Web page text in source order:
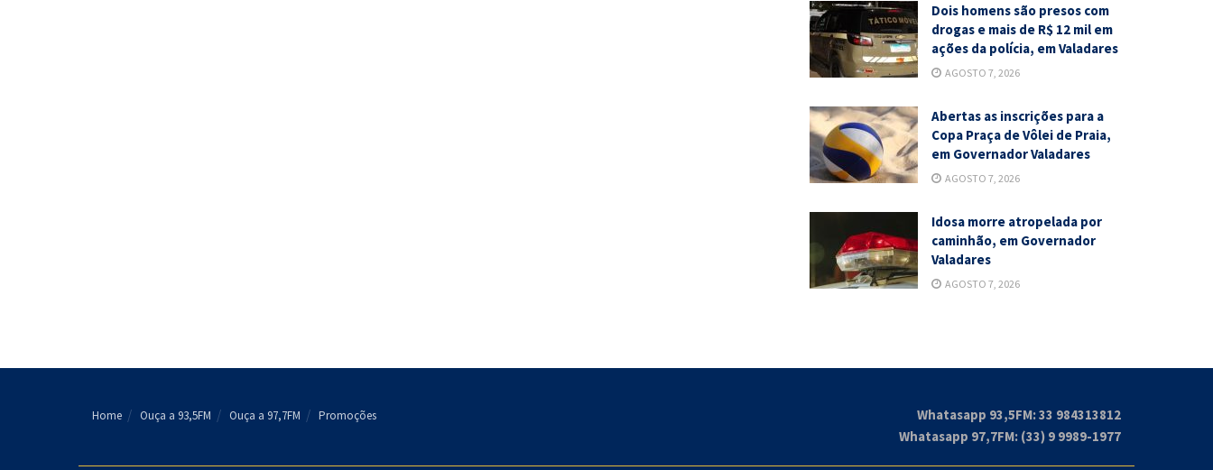
Dois homens são presos com
drogas e mais de R$ 12 mil em
ações da polícia, em Valadares
AGOSTO 7, 2026
Abertas as inscrições para a
Copa Praça de Vôlei de Praia,
em Governador Valadares
AGOSTO 7, 2026
Idosa morre atropelada por
caminhão, em Governador
Valadares
AGOSTO 7, 2026
Home Ouça a 93,5FM Ouça a 97,7FM Promoções
Whatasapp 93,5FM: 33 984313812
Whatasapp 97,7FM: (33) 9 9989-1977